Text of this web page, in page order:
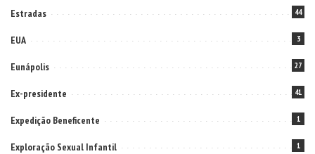
Estradas 44
EUA 3
Eunápolis 27
Ex-presidente 41
Expedição Beneficente 1
Exploração Sexual Infantil 1